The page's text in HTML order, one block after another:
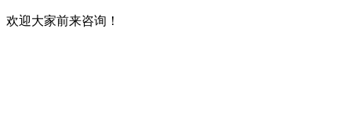
欢迎大家前来咨询！